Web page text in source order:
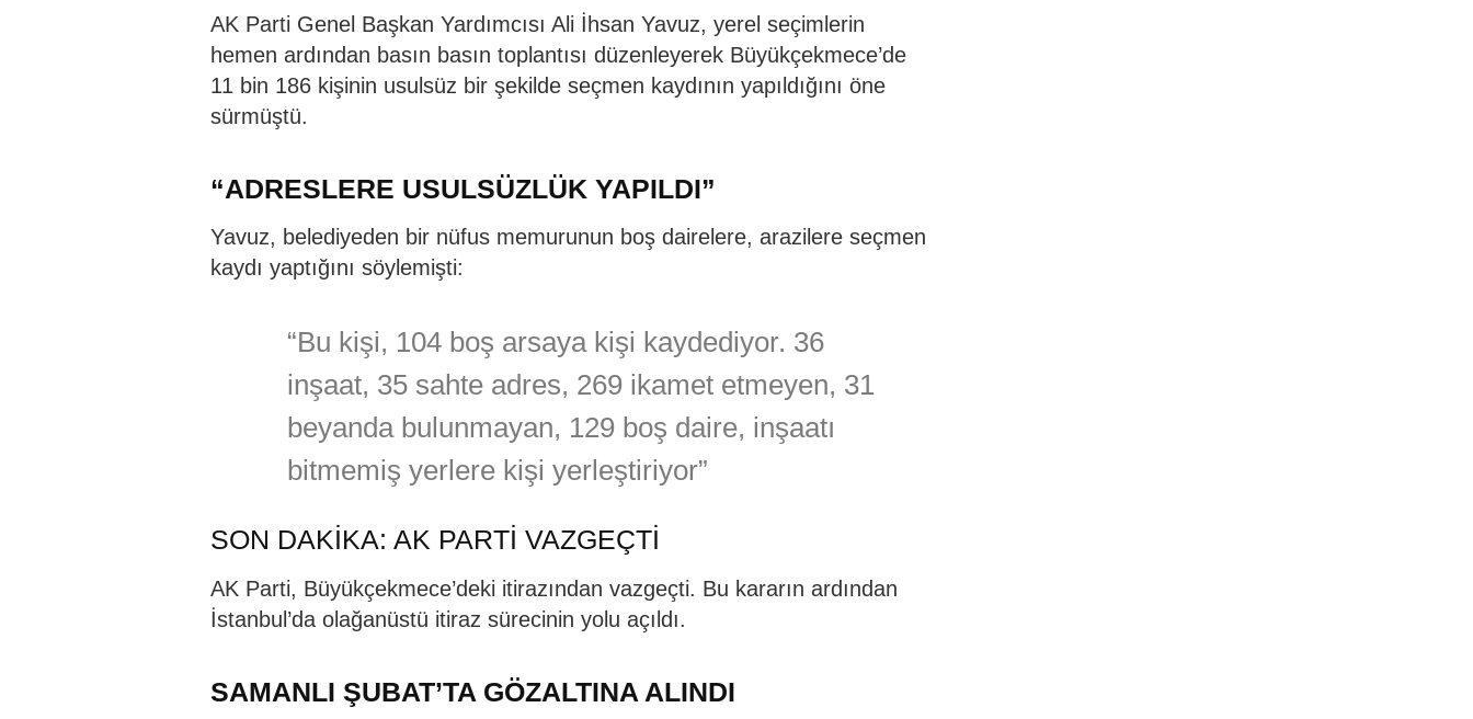
AK Parti Genel Başkan Yardımcısı Ali İhsan Yavuz, yerel seçimlerin
hemen ardından basın basın toplantısı düzenleyerek Büyükçekmece’de
11 bin 186 kişinin usulsüz bir şekilde seçmen kaydının yapıldığını öne
sürmüştü.
“ADRESLERE USULSÜZLÜK YAPILDI”
Yavuz, belediyeden bir nüfus memurunun boş dairelere, arazilere seçmen
kaydı yaptığını söylemişti:
“Bu kişi, 104 boş arsaya kişi kaydediyor. 36
inşaat, 35 sahte adres, 269 ikamet etmeyen, 31
beyanda bulunmayan, 129 boş daire, inşaatı
bitmemiş yerlere kişi yerleştiriyor”
SON DAKİKA: AK PARTİ VAZGEÇTİ
AK Parti, Büyükçekmece’deki itirazından vazgeçti. Bu kararın ardından
İstanbul’da olağanüstü itiraz sürecinin yolu açıldı.
SAMANLI ŞUBAT’TA GÖZALTINA ALINDI